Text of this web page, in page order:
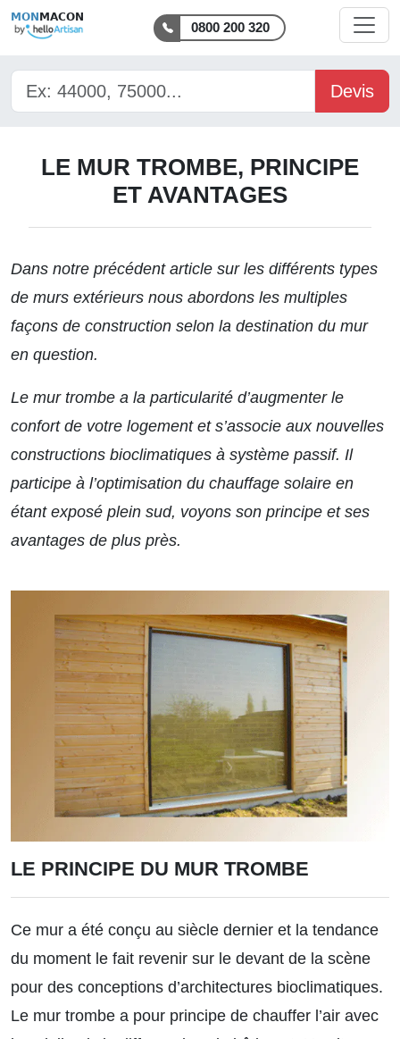
MON MACON
0800 200 320
Devis
LE MUR TROMBE, PRINCIPE
ET AVANTAGES
Dans notre précédent article sur les différents types
de murs extérieurs nous abordons les multiples
façons de construction selon la destination du mur
en question.
Le mur trombe a la particularité d’augmenter le
confort de votre logement et s’associe aux nouvelles
constructions bioclimatiques à système passif. Il
participe à l’optimisation du chauffage solaire en
étant exposé plein sud, voyons son principe et ses
avantages de plus près.
LE PRINCIPE DU MUR TROMBE
Ce mur a été conçu au siècle dernier et la tendance
du moment le fait revenir sur le devant de la scène
pour des conceptions d’architectures bioclimatiques.
Le mur trombe a pour principe de chauffer l’air avec